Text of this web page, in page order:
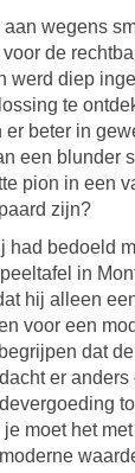
wegens
de
werd diep
te
beter in
een blunder
pion in een
zijn?
had bedoeld
in
hij alleen
voor een
dat
er
moet het